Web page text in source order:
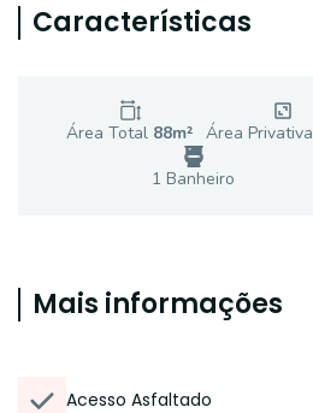
Características
Área Total 88m² Área Privativa
1 Banheiro
Mais informações
Acesso Asfaltado